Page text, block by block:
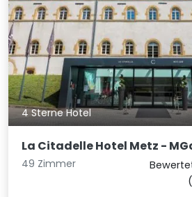
4 Sterne Hotel
La Citadelle Hotel Metz -
49 Zimmer